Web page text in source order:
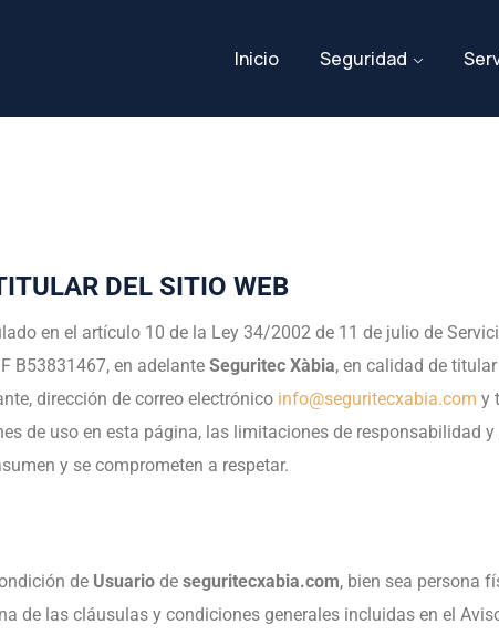
Inicio Seguridad
DEL SITIO WEB
en el artículo 10 de la Ley 34/2002 de 11 de julio de
B53831467, en adelante Seguritec Xàbia, en calidad de
dirección de correo electrónico info@seguritecxabia.com y
de uso en esta página, las limitaciones de responsabilidad
y se comprometen a respetar.
de Usuario de seguritecxabia.com, bien sea persona
de las cláusulas y condiciones generales incluidas en el